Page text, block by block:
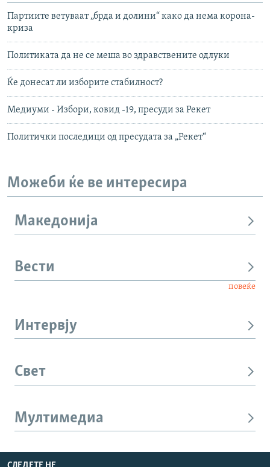
Партиите ветуваат „брда и долини“ како да нема корона-
криза
Политиката да не се меша во здравствените одлуки
Ќе донесат ли изборите стабилност?
Медиуми - Избори, ковид -19, пресуди за Рекет
Политички последици од пресудата за „Рекет“
Можеби ќе ве интересира
Македонија
Вести
повеќе
Интервју
Свет
Мултимедиа